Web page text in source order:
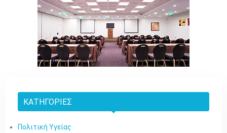
ΚΑΤΗΓΟΡΊΕΣ
Πολιτική Υγείας